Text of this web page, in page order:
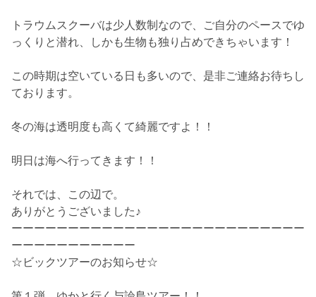
トラウムスクーバは少人数制なので、ご自分のペースでゆ
っくりと潜れ、しかも生物も独り占めできちゃいます！
この時期は空いている日も多いので、是非ご連絡お待ちし
ております。
冬の海は透明度も高くて綺麗ですよ！！
明日は海へ行ってきます！！
それでは、この辺で。
ありがとうございました♪
ーーーーーーーーーーーーーーーーーーーーーーーーーー
ーーーーーーーーーーー
☆ビックツアーのお知らせ☆